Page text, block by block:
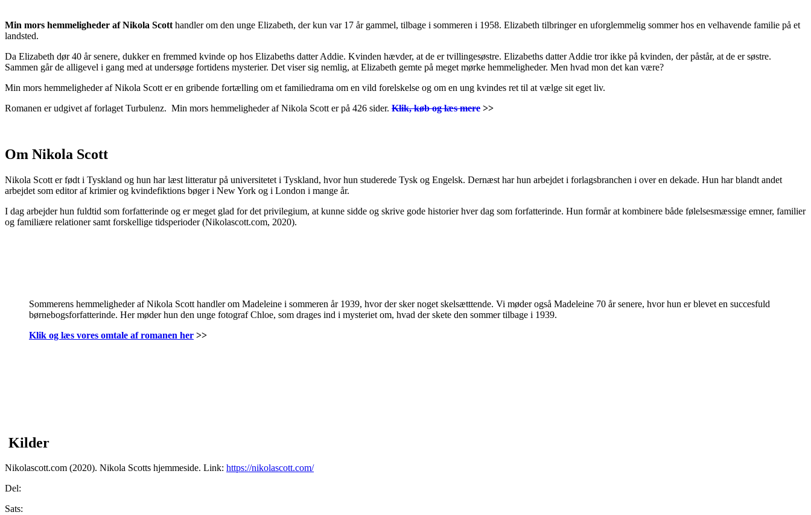
Min mors hemmeligheder af Nikola Scott handler om den unge Elizabeth, der kun var 17 år gammel, tilbage i sommeren i 1958. Elizabeth tilbringer en uforglemmelig sommer hos en velhavende familie på et
landsted.
Da Elizabeth dør 40 år senere, dukker en fremmed kvinde op hos Elizabeths datter Addie. Kvinden hævder, at de er tvillingesøstre. Elizabeths datter Addie tror ikke på kvinden, der påstår, at de er søstre.
Sammen går de alligevel i gang med at undersøge fortidens mysterier. Det viser sig nemlig, at Elizabeth gemte på meget mørke hemmeligheder. Men hvad mon det kan være?
Min mors hemmeligheder af Nikola Scott er en gribende fortælling om et familiedrama om en vild forelskelse og om en ung kvindes ret til at vælge sit eget liv.
Romanen er udgivet af forlaget Turbulenz. Min mors hemmeligheder af Nikola Scott er på 426 sider. Klik, køb og læs mere >>
Om Nikola Scott
Nikola Scott er født i Tyskland og hun har læst litteratur på universitetet i Tyskland, hvor hun studerede Tysk og Engelsk. Dernæst har hun arbejdet i forlagsbranchen i over en dekade. Hun har blandt andet
arbejdet som editor af krimier og kvindefiktions bøger i New York og i London i mange år.
I dag arbejder hun fuldtid som forfatterinde og er meget glad for det privilegium, at kunne sidde og skrive gode historier hver dag som forfatterinde. Hun formår at kombinere både følelsesmæssige emner, familier
og familiære relationer samt forskellige tidsperioder (Nikolascott.com, 2020).
Sommerens hemmeligheder af Nikola Scott handler om Madeleine i sommeren år 1939, hvor der sker noget skelsætttende. Vi møder også Madeleine 70 år senere, hvor hun er blevet en succesfuld
børnebogsforfatterinde. Her møder hun den unge fotograf Chloe, som drages ind i mysteriet om, hvad der skete den sommer tilbage i 1939.
Klik og læs vores omtale af romanen her >>
Kilder
Nikolascott.com (2020). Nikola Scotts hjemmeside. Link: https://nikolascott.com/
Del:
Sats: